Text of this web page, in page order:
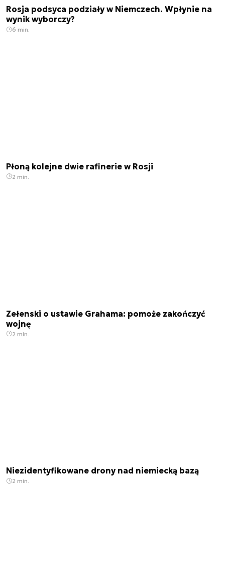
Rosja podsyca podziały w Niemczech. Wpłynie na
wynik wyborczy?
6 min.
Płoną kolejne dwie rafinerie w Rosji
2 min.
Zełenski o ustawie Grahama: pomoże zakończyć
wojnę
2 min.
Niezidentyfikowane drony nad niemiecką bazą
2 min.